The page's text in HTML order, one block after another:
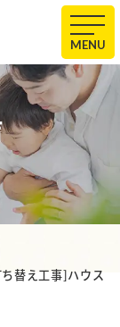
MENU
替え工事]ハウス